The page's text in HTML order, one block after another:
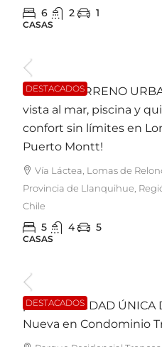
6 2 1
CASAS
DESTACADOS
Casa en TERRENO
vista al mar, piscina y
confort sin límites en
Puerto Montt!
Vía Láctea, Lomas de
Provincia de Llanquihue,
Chile
5 4 5
CASAS
DESTACADOS
¡OPORTUNIDAD ÚNICA
Nueva en Condominio